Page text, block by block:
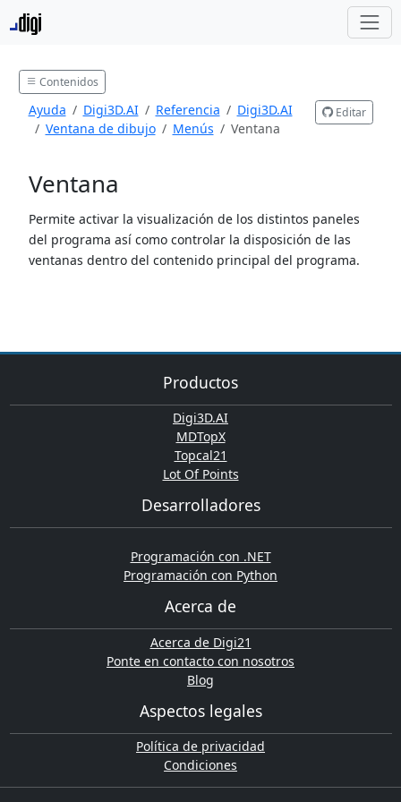
Contenidos
Ayuda Digi3D.AI Referencia
Digi3D.AI
Ventana de dibujo
Menús Ventana
Editar
Ventana
Permite activar la visualización de los distintos paneles
del programa así como controlar la disposición de las
ventanas dentro del contenido principal del programa.
Productos
Digi3D.AI
MDTopX
Topcal21
Lot Of Points
Desarrolladores
Programación con .NET
Programación con Python
Acerca de
Acerca de Digi21
Ponte en contacto con nosotros
Blog
Aspectos legales
Política de privacidad
Condiciones